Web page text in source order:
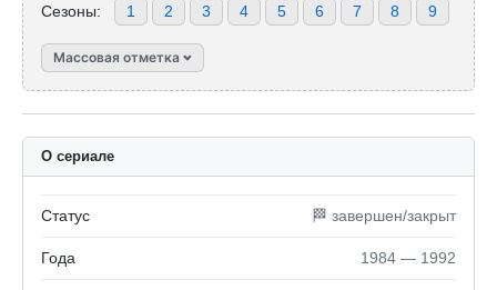
Сезоны: 1 2 3 4 5 6 7 8 9
Массовая отметка
О сериале
Статус 🏁 завершен/закрыт
Года 1984 — 1992